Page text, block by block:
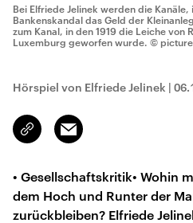
Bei Elfriede Jelinek werden die Kanäle,
Bankenskandal das Geld der
zum Kanal, in den 1919 die Leiche von
Luxemburg geworfen wurde. ©
Hörspiel von Elfriede Jelinek |
Link
kopieren/teilen
Email
• Gesellschaftskritik• Wohin
dem Hoch und Runter der
zurückbleiben? Elfriede